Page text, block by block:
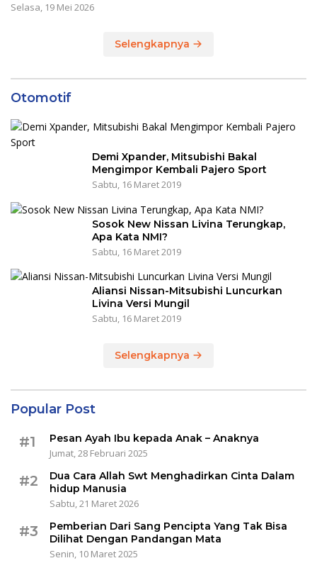
Selasa, 19 Mei 2026
Selengkapnya
Otomotif
Demi Xpander, Mitsubishi Bakal
Mengimpor Kembali Pajero Sport
Sabtu, 16 Maret 2019
Sosok New Nissan Livina Terungkap,
Apa Kata NMI?
Sabtu, 16 Maret 2019
Aliansi Nissan-Mitsubishi Luncurkan
Livina Versi Mungil
Sabtu, 16 Maret 2019
Selengkapnya
Popular Post
#1
Pesan Ayah Ibu kepada Anak – Anaknya
Jumat, 28 Februari 2025
#2
Dua Cara Allah Swt Menghadirkan Cinta Dalam
hidup Manusia
Sabtu, 21 Maret 2026
#3
Pemberian Dari Sang Pencipta Yang Tak Bisa
Dilihat Dengan Pandangan Mata
Senin, 10 Maret 2025